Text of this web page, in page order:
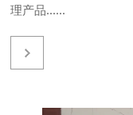
理产品......